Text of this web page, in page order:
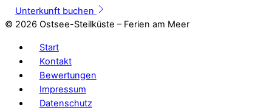
Unterkunft buchen
© 2026 Ostsee-Steilküste – Ferien am Meer
Start
Kontakt
Bewertungen
Impressum
Datenschutz